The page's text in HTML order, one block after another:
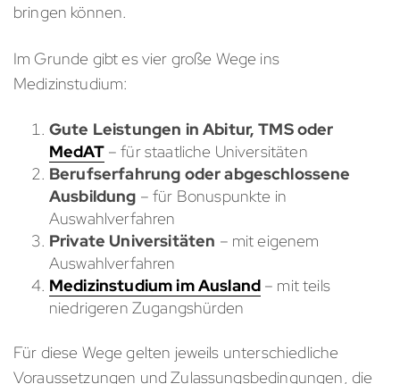
bringen können.
Im Grunde gibt es vier große Wege ins
Medizinstudium:
Gute Leistungen in Abitur, TMS oder
MedAT– für staatliche Universitäten
Berufserfahrung oder abgeschlossene
Ausbildung – für Bonuspunkte in
Auswahlverfahren
Private Universitäten – mit eigenem
Auswahlverfahren
Medizinstudium im Ausland – mit teils
niedrigeren Zugangshürden
Für diese Wege gelten jeweils unterschiedliche
Voraussetzungen und Zulassungsbedingungen, die